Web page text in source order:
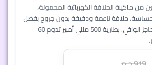
ماكينة الحلاقة الكهربائية المحمولة،
حلاقة ناعمة ودقيقة بدون جروح بفضل
الشفرات الذكية والحاجز الواقي. بطارية 500 مللي أمبير تدوم 60